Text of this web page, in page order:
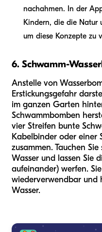
nachahmen. In der
Kindern, die die Natur
um diese Konzepte zu
6. Schwamm-
Anstelle von
Erstickungsgefahr
im ganzen Garten
Schwammbomben
vier Streifen bunte
Kabelbinder oder einer
zusammen. Tauchen
Wasser und lassen Sie
aufeinander) werfen.
wiederverwendbar und
Wasser.